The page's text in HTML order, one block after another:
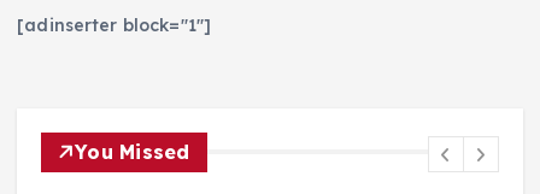
[adinserter block="1"]
You Missed